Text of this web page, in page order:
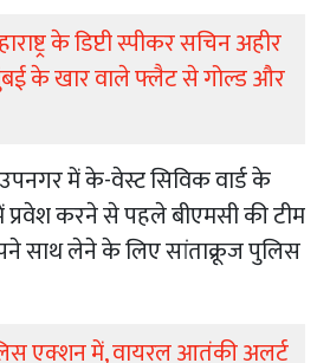
के डिप्टी स्पीकर सचिन अहीर
के खार वाले फ्लैट से गोल्ड और
उपनगर में के-वेस्ट सिविक वार्ड के
करने से पहले बीएमसी की टीम
साथ लेने के लिए सांताक्रूज पुलिस
एक्शन में, वायरल आतंकी अलर्ट